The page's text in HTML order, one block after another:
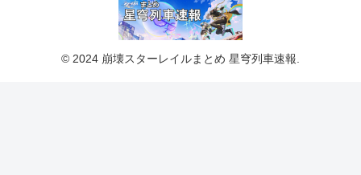
© 2024 崩壊スターレイルまとめ 星穹列車速報.